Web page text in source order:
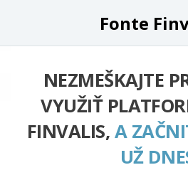
Fonte
NEZMEŠKAJTE
VYUŽIŤ
FINVALIS, A
UŽ